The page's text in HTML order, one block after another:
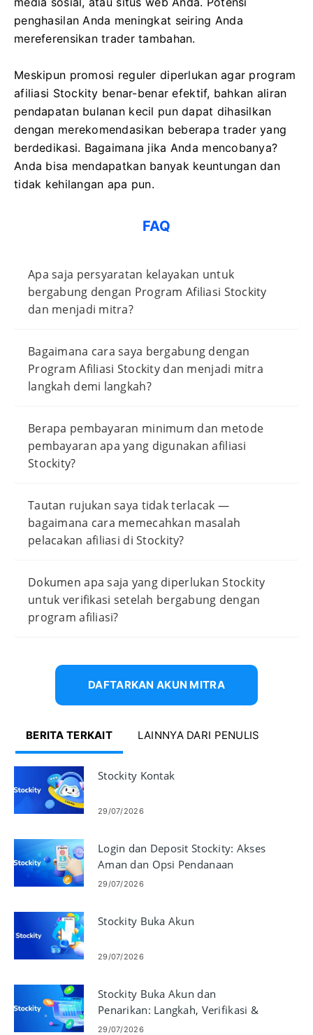
penghasilan Anda meningkat seiring Anda
mereferensikan trader tambahan.
Meskipun promosi reguler diperlukan agar program
afiliasi Stockity benar-benar efektif, bahkan aliran
pendapatan bulanan kecil pun dapat dihasilkan
dengan merekomendasikan beberapa trader yang
berdedikasi. Bagaimana jika Anda mencobanya?
Anda bisa mendapatkan banyak keuntungan dan
tidak kehilangan apa pun.
FAQ
Apa saja persyaratan kelayakan untuk
bergabung dengan Program Afiliasi Stockity
dan menjadi mitra?
Bagaimana cara saya bergabung dengan
Program Afiliasi Stockity dan menjadi mitra
langkah demi langkah?
Berapa pembayaran minimum dan metode
pembayaran apa yang digunakan afiliasi
Stockity?
Tautan rujukan saya tidak terlacak —
bagaimana cara memecahkan masalah
pelacakan afiliasi di Stockity?
Dokumen apa saja yang diperlukan Stockity
untuk verifikasi setelah bergabung dengan
program afiliasi?
DAFTARKAN AKUN MITRA
BERITA TERKAIT LAINNYA DARI PENULIS
Stockity Kontak
29/07/2026
Login dan Deposit Stockity: Akses
Aman dan Opsi Pendanaan
29/07/2026
Stockity Buka Akun
29/07/2026
Stockity Buka Akun dan
Penarikan: Langkah, Verifikasi &
Waktu
29/07/2026